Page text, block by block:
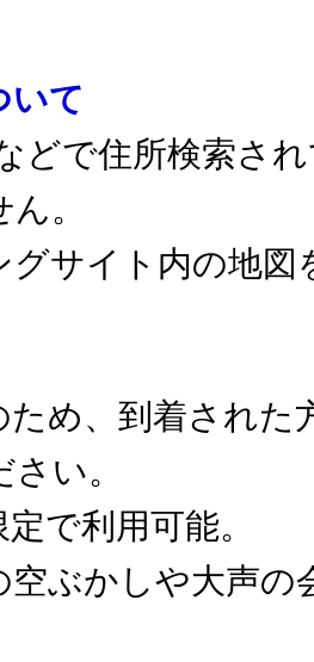
いて
どで住所検索さ
。
グサイト内の地図
ため、到着された
い。
で利用可能。
空ぶかしや大声の